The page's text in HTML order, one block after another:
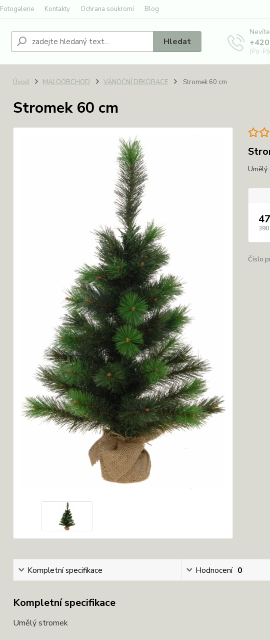
Fotogalerie Kontakty Ochrana soukromí Blog
Hledat
(Po-
Úvod MALOOBCHOD VÁNOČNÍ DEKORACE Stromek 60 cm
Stromek 60 cm
390
Číslo
Kompletní specifikace Hodnocení 0
Kompletní specifikace
Umělý stromek